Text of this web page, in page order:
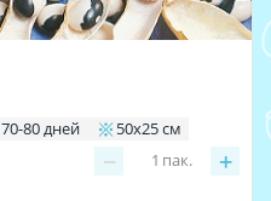
70-80 дней 50х25 см
− +
1 пак.